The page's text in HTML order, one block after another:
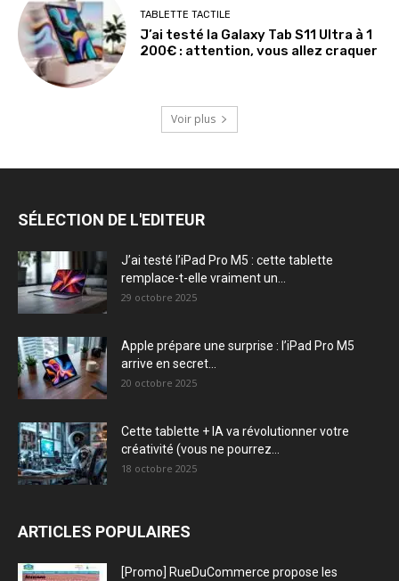
TABLETTE TACTILE
J’ai testé la Galaxy Tab S11 Ultra à 1
200€ : attention, vous allez craquer
Voir plus
SÉLECTION DE L'EDITEUR
J’ai testé l’iPad Pro M5 : cette tablette
remplace-t-elle vraiment un...
29 octobre 2025
Apple prépare une surprise : l’iPad Pro M5
arrive en secret...
20 octobre 2025
Cette tablette + IA va révolutionner votre
créativité (vous ne pourrez...
18 octobre 2025
ARTICLES POPULAIRES
[Promo] RueDuCommerce propose les